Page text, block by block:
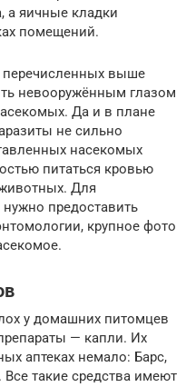
а яичные кладки
помещений.
перечисленных выше
невооружённым глазом
Да и в плане
не сильно
насекомых
питаться кровью
Для
предоставить
крупное фото
у домашних питомцев
— капли. Их
аптеках немало: Барс,
такие средства имеют